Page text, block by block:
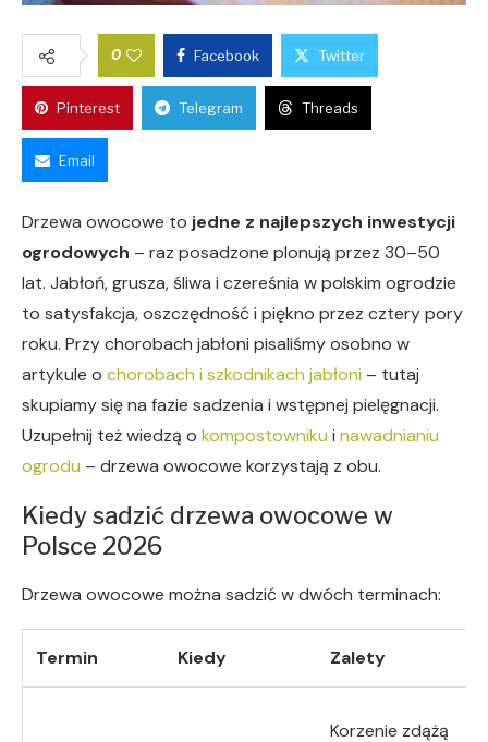
0 Facebook Twitter
Pinterest Telegram Threads
Email
Drzewa owocowe to jedne z najlepszych inwestycji
ogrodowych – raz posadzone plonują przez 30–50
lat. Jabłoń, grusza, śliwa i czereśnia w polskim ogrodzie
to satysfakcja, oszczędność i piękno przez cztery pory
roku. Przy chorobach jabłoni pisaliśmy osobno w
artykule o chorobach i szkodnikach jabłoni – tutaj
skupiamy się na fazie sadzenia i wstępnej pielęgnacji.
Uzupełnij też wiedzą o kompostowniku i nawadnianiu
ogrodu – drzewa owocowe korzystają z obu.
Kiedy sadzić drzewa owocowe w
Polsce 2026
Drzewa owocowe można sadzić w dwóch terminach:
Termin Kiedy Zalety
Korzenie zdążą